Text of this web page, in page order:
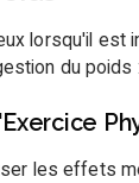
lorsqu'il est
du poids :
les effets